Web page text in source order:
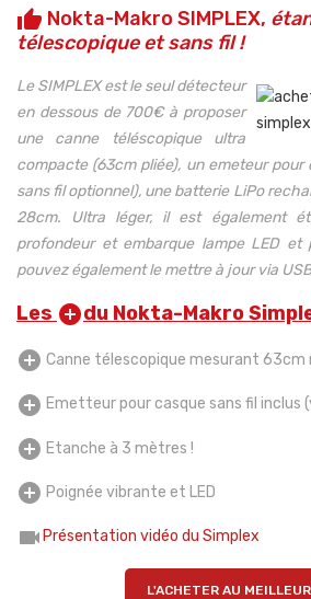
thumb_up Nokta-Makro SIMPLEX,
télescopique et sans fil !
Le SIMPLEX est le seul détecteur
en dessous de 700€ à proposer
une canne téléscopique ultra
compacte (63cm pliée), un emeteur pour
sans fil optionnel), une batterie LiPo
28cm. Ultra léger, il est également
profondeur et embarque lampe LED et
pouvez également le mettre à jour via
Les add_circledu Nokta-Makro
add_circle Canne télescopique mesurant 63cm
add_circle Emetteur pour casque sans fil inclus
add_circle Etanche à 3 mètres !
add_circle Poignée vibrante et LED
videocamPrésentation vidéo du Simplex
L'ACHETER AU